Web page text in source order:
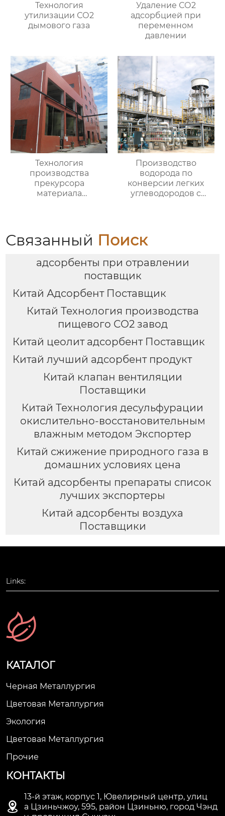
Технология
утилизации СО2
дымового газа
Удаление СО2
адсорбцией при
переменном
давлении
Технология
производства
прекурсора
материала
Производство
водорода по
конверсии легких
углеводородов с
Связанный Поиск
адсорбенты при отравлении
поставщик
Китай Адсорбент Поставщик
Китай Технология производства
пищевого СО2 завод
Китай цеолит адсорбент Поставщик
Китай лучший адсорбент продукт
Китай клапан вентиляции
Поставщики
Китай Технология десульфурации
окислительно-восстановительным
влажным методом Экспортер
Китай сжижение природного газа в
домашних условиях цена
Китай адсорбенты препараты список
лучших экспортеры
Китай адсорбенты воздуха
Поставщики
Links:
КАТАЛОГ
Черная Металлургия
Цветовая Металлургия
Экология
Цветовая Металлургия
Прочие
КОНТАКТЫ

13-й этаж, корпус 1, Ювелирный центр, улиц
а Цзиньчжоу, 595, район Цзиньню, город Чэнд